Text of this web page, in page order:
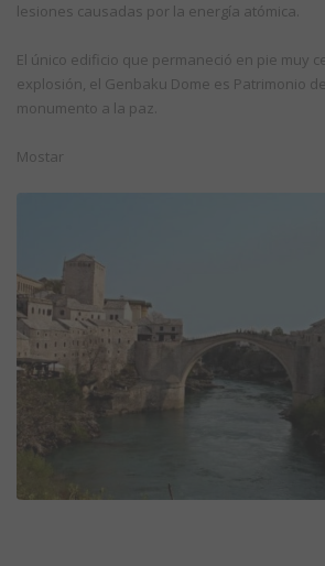
lesiones causadas por la energía atómica.
El único edificio que permaneció en pie muy
explosión, el Genbaku Dome es Patrimonio
monumento a la paz.
Mostar